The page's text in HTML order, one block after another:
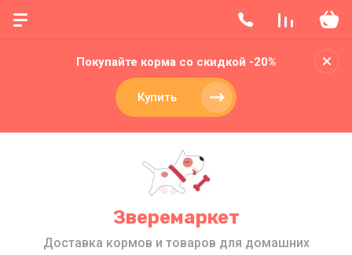
Покупайте корма со скидкой -20%
Купить
Зверемаркет
Доставка кормов и товаров для домашних